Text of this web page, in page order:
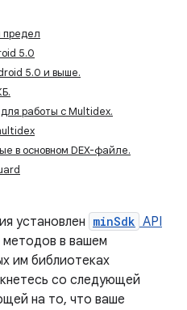
5.0
5.0 и выше.
работы с Multidex.
в основном DEX-файле.
установлен minSdk API
методов в вашем
им библиотеках
со следующей
на то, что ваше